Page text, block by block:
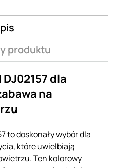
produktu
dla
na
to doskonały wybór dla
które uwielbiają
Ten kolorowy